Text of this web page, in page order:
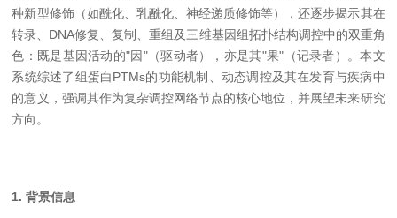
种新型修饰（如酰化、乳酰化、神经递质修饰等），还逐步揭示其在
转录、DNA修复、复制、重组及三维基因组拓扑结构调控中的双重角
色：既是基因活动的"因"（驱动者），亦是其"果"（记录者）。本文
系统综述了组蛋白PTMs的功能机制、动态调控及其在发育与疾病中
的意义，强调其作为复杂调控网络节点的核心地位，并展望未来研究
方向。
1. 背景信息